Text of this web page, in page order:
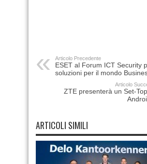
Articolo Precedente
ESET al Forum ICT Security
soluzioni per il mondo
Articolo
ZTE presenterà un Set-
ARTICOLI SIMILI